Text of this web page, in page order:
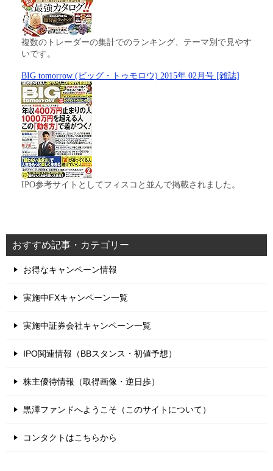
複数のトレーダーの集計でのランキング、テーマ別で見やす
いです。
BIG tomorrow (ビッグ・トゥモロウ) 2015年 02月号 [雑誌]
IPO参考サイトとしてフィスコと並んで掲載されました。
おすすめ記事・カテゴリー
お得なキャンペーン情報
実施中FXキャンペーン一覧
実施中証券会社キャンペーン一覧
IPO関連情報（BBスタンス・初値予想）
株主優待情報（取得画像・逆日歩）
黒澤ファンドへようこそ（このサイトについて）
コンタクトはこちらから